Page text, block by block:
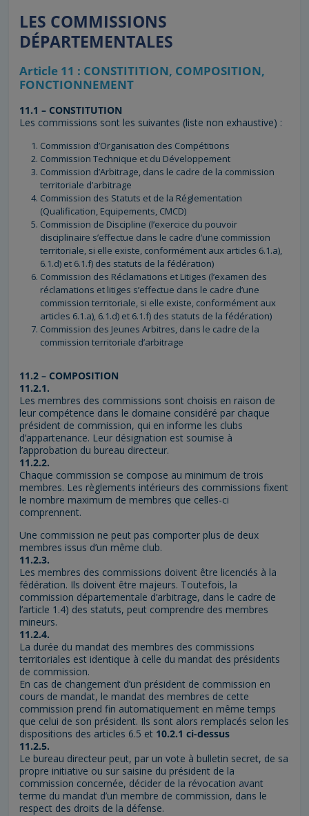
LES COMMISSIONS
DÉPARTEMENTALES
Article 11 : CONSTITITION, COMPOSITION,
FONCTIONNEMENT
11.1 – CONSTITUTION
Les commissions sont les suivantes (liste non exhaustive) :
Commission d’Organisation des Compétitions
Commission Technique et du Développement
Commission d’Arbitrage, dans le cadre de la commission
territoriale d’arbitrage
Commission des Statuts et de la Réglementation
(Qualification, Equipements, CMCD)
Commission de Discipline (l’exercice du pouvoir
disciplinaire s’effectue dans le cadre d’une commission
territoriale, si elle existe, conformément aux articles 6.1.a),
6.1.d) et 6.1.f) des statuts de la fédération)
Commission des Réclamations et Litiges (l’examen des
réclamations et litiges s’effectue dans le cadre d’une
commission territoriale, si elle existe, conformément aux
articles 6.1.a), 6.1.d) et 6.1.f) des statuts de la fédération)
Commission des Jeunes Arbitres, dans le cadre de la
commission territoriale d’arbitrage
11.2 – COMPOSITION
11.2.1.
Les membres des commissions sont choisis en raison de
leur compétence dans le domaine considéré par chaque
président de commission, qui en informe les clubs
d’appartenance. Leur désignation est soumise à
l’approbation du bureau directeur.
11.2.2.
Chaque commission se compose au minimum de trois
membres. Les règlements intérieurs des commissions fixent
le nombre maximum de membres que celles-ci
comprennent.
Une commission ne peut pas comporter plus de deux
membres issus d’un même club.
11.2.3.
Les membres des commissions doivent être licenciés à la
fédération. Ils doivent être majeurs. Toutefois, la
commission départementale d’arbitrage, dans le cadre de
l’article 1.4) des statuts, peut comprendre des membres
mineurs.
11.2.4.
La durée du mandat des membres des commissions
territoriales est identique à celle du mandat des présidents
de commission.
En cas de changement d’un président de commission en
cours de mandat, le mandat des membres de cette
commission prend fin automatiquement en même temps
que celui de son président. Ils sont alors remplacés selon les
dispositions des articles 6.5 et 10.2.1 ci-dessus
11.2.5.
Le bureau directeur peut, par un vote à bulletin secret, de sa
propre initiative ou sur saisine du président de la
commission concernée, décider de la révocation avant
terme du mandat d’un membre de commission, dans le
respect des droits de la défense.